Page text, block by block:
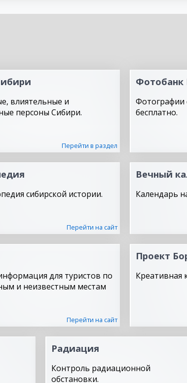
влиятельные и
персоны Сибири.
Перейти в раздел
Фотобанк
Фотографии
бесплатно.
сибирской истории.
Перейти на сайт
Вечный
Календарь
для туристов по
и неизвестным местам
Перейти на сайт
Проект
Креативная
Радиация
Контроль радиационной
обстановки.